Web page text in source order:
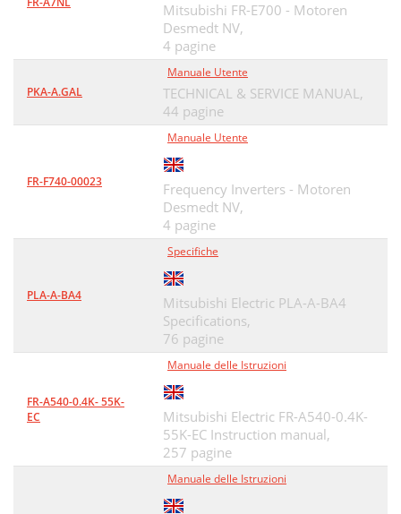
Mitsubishi FR-E700 - Motoren
Desmedt NV,
4 pagine
PKA-A.GAL
Manuale Utente
TECHNICAL & SERVICE MANUAL,
44 pagine
FR-F740-00023
Manuale Utente
Frequency Inverters - Motoren
Desmedt NV,
4 pagine
PLA-A-BA4
Specifiche
Mitsubishi Electric PLA-A-BA4
Specifications,
76 pagine
FR-A540-0.4K- 55K-
EC
Manuale delle Istruzioni
Mitsubishi Electric FR-A540-0.4K-
55K-EC Instruction manual,
257 pagine
Manuale delle Istruzioni